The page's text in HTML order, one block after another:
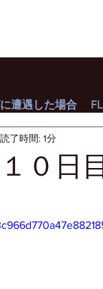
０日目
読了時間: 1分
遭遇した場合